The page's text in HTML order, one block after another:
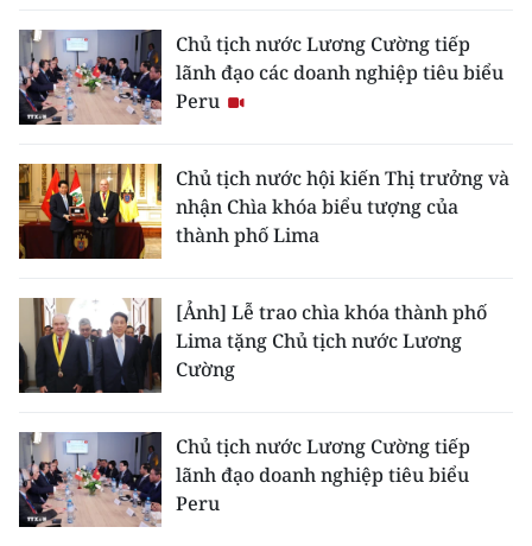
中文
FRANÇAIS
ESPAÑOL
Chủ tịch nước Lương Cường tiếp
lãnh đạo các doanh nghiệp tiêu biểu
Peru
Chủ tịch nước hội kiến Thị trưởng và
nhận Chìa khóa biểu tượng của
thành phố Lima
[Ảnh] Lễ trao chìa khóa thành phố
Lima tặng Chủ tịch nước Lương
Cường
Chủ tịch nước Lương Cường tiếp
lãnh đạo doanh nghiệp tiêu biểu
Peru